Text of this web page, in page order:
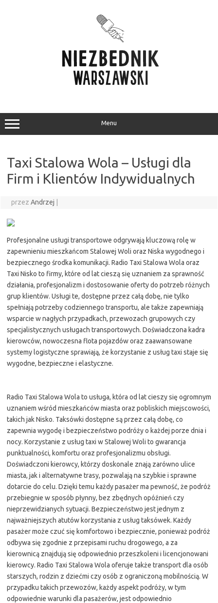
Menu
Taxi Stalowa Wola – Usługi dla
Firm i Klientów Indywidualnych
przez Andrzej
Profesjonalne usługi transportowe odgrywają kluczową rolę w
zapewnieniu mieszkańcom Stalowej Woli oraz Niska wygodnego i
bezpiecznego środka komunikacji. Radio Taxi Stalowa Wola oraz
Taxi Nisko to firmy, które od lat cieszą się uznaniem za sprawność
działania, profesjonalizm i dostosowanie oferty do potrzeb różnych
grup klientów. Usługi te, dostępne przez całą dobę, nie tylko
spełniają potrzeby codziennego transportu, ale także zapewniają
wsparcie w nagłych przypadkach, przewozach grupowych czy
specjalistycznych usługach transportowych. Doświadczona kadra
kierowców, nowoczesna flota pojazdów oraz zaawansowane
systemy logistyczne sprawiają, że korzystanie z usług taxi staje się
wygodne, bezpieczne i elastyczne.
Radio Taxi Stalowa Wola to usługa, która od lat cieszy się ogromnym
uznaniem wśród mieszkańców miasta oraz pobliskich miejscowości,
takich jak Nisko. Taksówki dostępne są przez całą dobę, co
zapewnia wygodę i bezpieczeństwo podróży o każdej porze dnia i
nocy. Korzystanie z usług taxi w Stalowej Woli to gwarancja
punktualności, komfortu oraz profesjonalizmu obsługi.
Doświadczoni kierowcy, którzy doskonale znają zarówno ulice
miasta, jak i alternatywne trasy, pozwalają na szybkie i sprawne
dotarcie do celu. Dzięki temu każdy pasażer ma pewność, że podróż
przebiegnie w sposób płynny, bez zbędnych opóźnień czy
nieprzewidzianych sytuacji. Bezpieczeństwo jest jednym z
najważniejszych atutów korzystania z usług taksówek. Każdy
pasażer może czuć się komfortowo i bezpiecznie, ponieważ podróż
odbywa się zgodnie z przepisami ruchu drogowego, a za
kierownicą znajdują się odpowiednio przeszkoleni i licencjonowani
kierowcy. Radio Taxi Stalowa Wola oferuje także transport dla osób
starszych, rodzin z dziećmi czy osób z ograniczoną mobilnością. W
przypadku takich przewozów, każdy aspekt podróży, w tym
odpowiednie warunki dla pasażerów, jest odpowiednio